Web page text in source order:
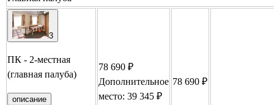
3
ПК - 2-местная
(главная палуба)
описание
78 690 ₽
Дополнительное
место: 39 345 ₽
78 690 ₽